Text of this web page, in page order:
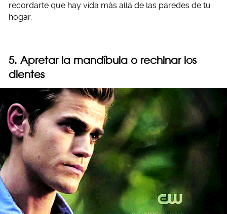
recordarte que hay vida más allá de las paredes de tu
hogar.
5. Apretar la mandíbula o rechinar los
dientes